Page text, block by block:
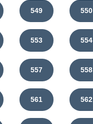
549 550
553 554
557 558
561 562